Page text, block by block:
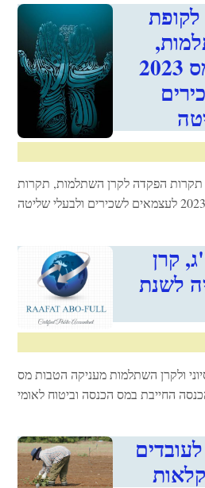
פנסיה בשנת המס 2023
הפקדה לקרן השתלמות, תקרות
קרן
לשנת
ולקרן השתלמות מעניקה הטבות מס
החייבת במס הכנסה וביטוח לאומי